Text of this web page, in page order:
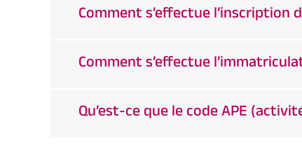
Comment s’effectue l’inscription
Comment s’effectue
Qu’est-ce que le code APE